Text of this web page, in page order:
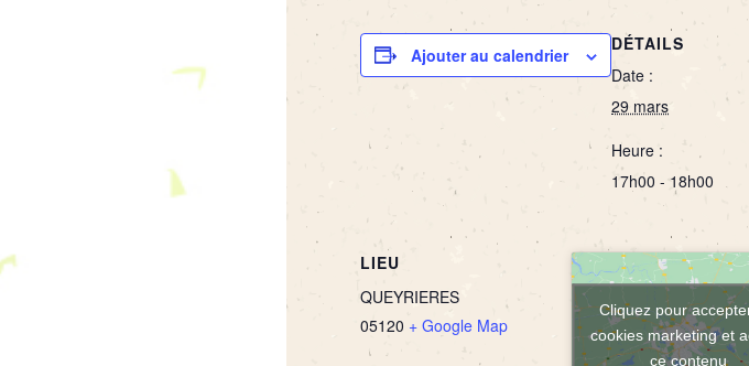
Ajouter au calendrier
DÉTAILS
Date :
29 mars
Heure :
17h00 - 18h00
LIEU
QUEYRIERES
05120 + Google Map
Cliquez pour
cookies marketing et
ce contenu